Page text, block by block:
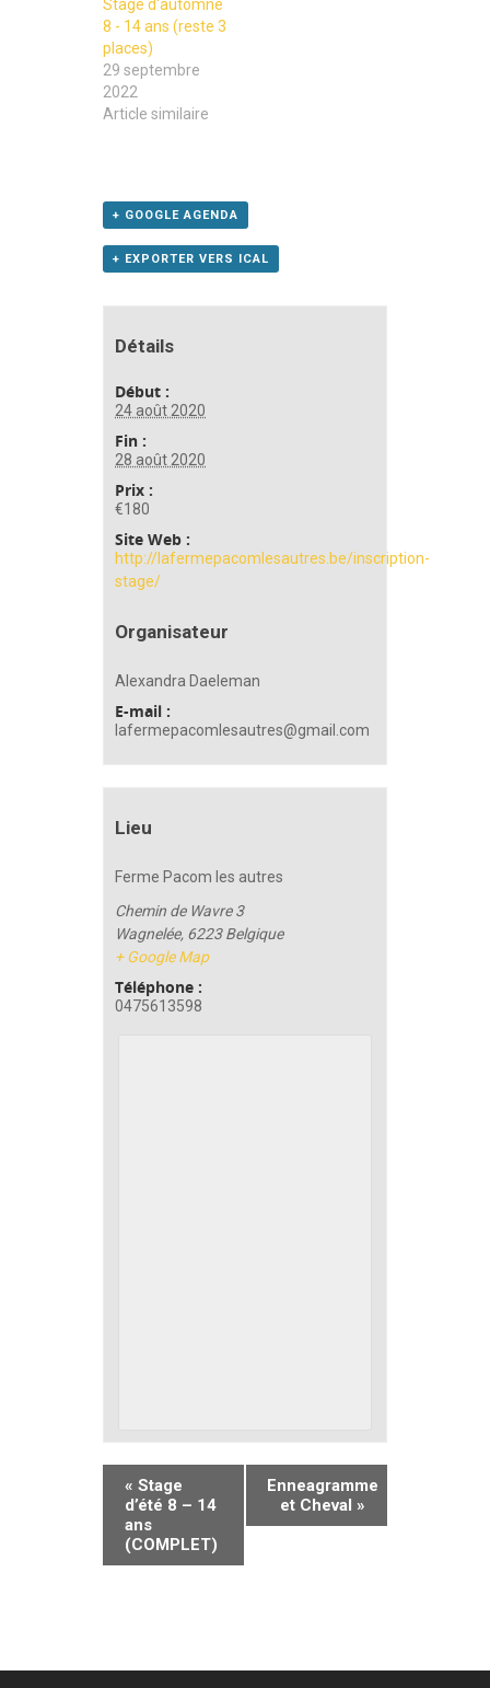
Stage d'automne
8 - 14 ans (reste 3
places)
29 septembre
2022
Article similaire
+ GOOGLE AGENDA
+ EXPORTER VERS ICAL
Détails
Début :
24 août 2020
Fin :
28 août 2020
Prix :
€180
Site Web :
http://lafermepacomlesautres.be/inscription-
stage/
Organisateur
Alexandra Daeleman
E-mail :
lafermepacomlesautres@gmail.com
Lieu
Ferme Pacom les autres
Chemin de Wavre 3
Wagnelée, 6223 Belgique
+ Google Map
Téléphone :
0475613598
« Stage
d’été 8 – 14
ans
(COMPLET)
Enneagramme
et Cheval »